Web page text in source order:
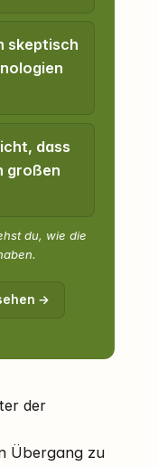
skeptisch
dass
großen
→
der
Übergang zu